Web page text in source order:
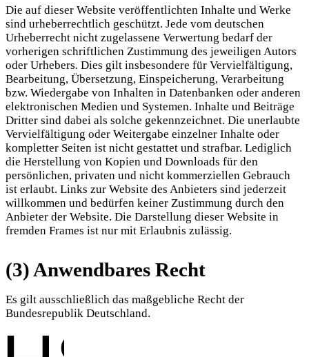
Die auf dieser Website veröffentlichten Inhalte und Werke
sind urheberrechtlich geschützt. Jede vom deutschen
Urheberrecht nicht zugelassene Verwertung bedarf der
vorherigen schriftlichen Zustimmung des jeweiligen Autors
oder Urhebers. Dies gilt insbesondere für Vervielfältigung,
Bearbeitung, Übersetzung, Einspeicherung, Verarbeitung
bzw. Wiedergabe von Inhalten in Datenbanken oder anderen
elektronischen Medien und Systemen. Inhalte und Beiträge
Dritter sind dabei als solche gekennzeichnet. Die unerlaubte
Vervielfältigung oder Weitergabe einzelner Inhalte oder
kompletter Seiten ist nicht gestattet und strafbar. Lediglich
die Herstellung von Kopien und Downloads für den
persönlichen, privaten und nicht kommerziellen Gebrauch
ist erlaubt. Links zur Website des Anbieters sind jederzeit
willkommen und bedürfen keiner Zustimmung durch den
Anbieter der Website. Die Darstellung dieser Website in
fremden Frames ist nur mit Erlaubnis zulässig.
(3) Anwendbares Recht
Es gilt ausschließlich das maßgebliche Recht der
Bundesrepublik Deutschland.